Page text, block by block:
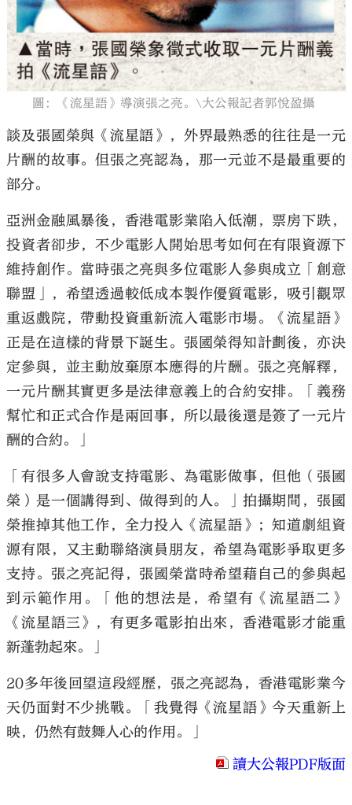
圖：《流星語》導演張之亮。\大公報記者郭悅盈攝
談及張國榮與《流星語》，外界最熟悉的往往是一元
片酬的故事。但張之亮認為，那一元並不是最重要的
部分。
亞洲金融風暴後，香港電影業陷入低潮，票房下跌，
投資者卻步，不少電影人開始思考如何在有限資源下
維持創作。當時張之亮與多位電影人參與成立「創意
聯盟」，希望透過較低成本製作優質電影，吸引觀眾
重返戲院，帶動投資重新流入電影市場。《流星語》
正是在這樣的背景下誕生。張國榮得知計劃後，亦決
定參與，並主動放棄原本應得的片酬。張之亮解釋，
一元片酬其實更多是法律意義上的合約安排。「義務
幫忙和正式合作是兩回事，所以最後還是簽了一元片
酬的合約。」
「有很多人會說支持電影、為電影做事，但他（張國
榮）是一個講得到、做得到的人。」拍攝期間，張國
榮推掉其他工作，全力投入《流星語》；知道劇組資
源有限，又主動聯絡演員朋友，希望為電影爭取更多
支持。張之亮記得，張國榮當時希望藉自己的參與起
到示範作用。「他的想法是，希望有《流星語二》
《流星語三》，有更多電影拍出來，香港電影才能重
新蓬勃起來。」
20多年後回望這段經歷，張之亮認為，香港電影業今
天仍面對不少挑戰。「我覺得《流星語》今天重新上
映，仍然有鼓舞人心的作用。」
讀大公報PDF版面